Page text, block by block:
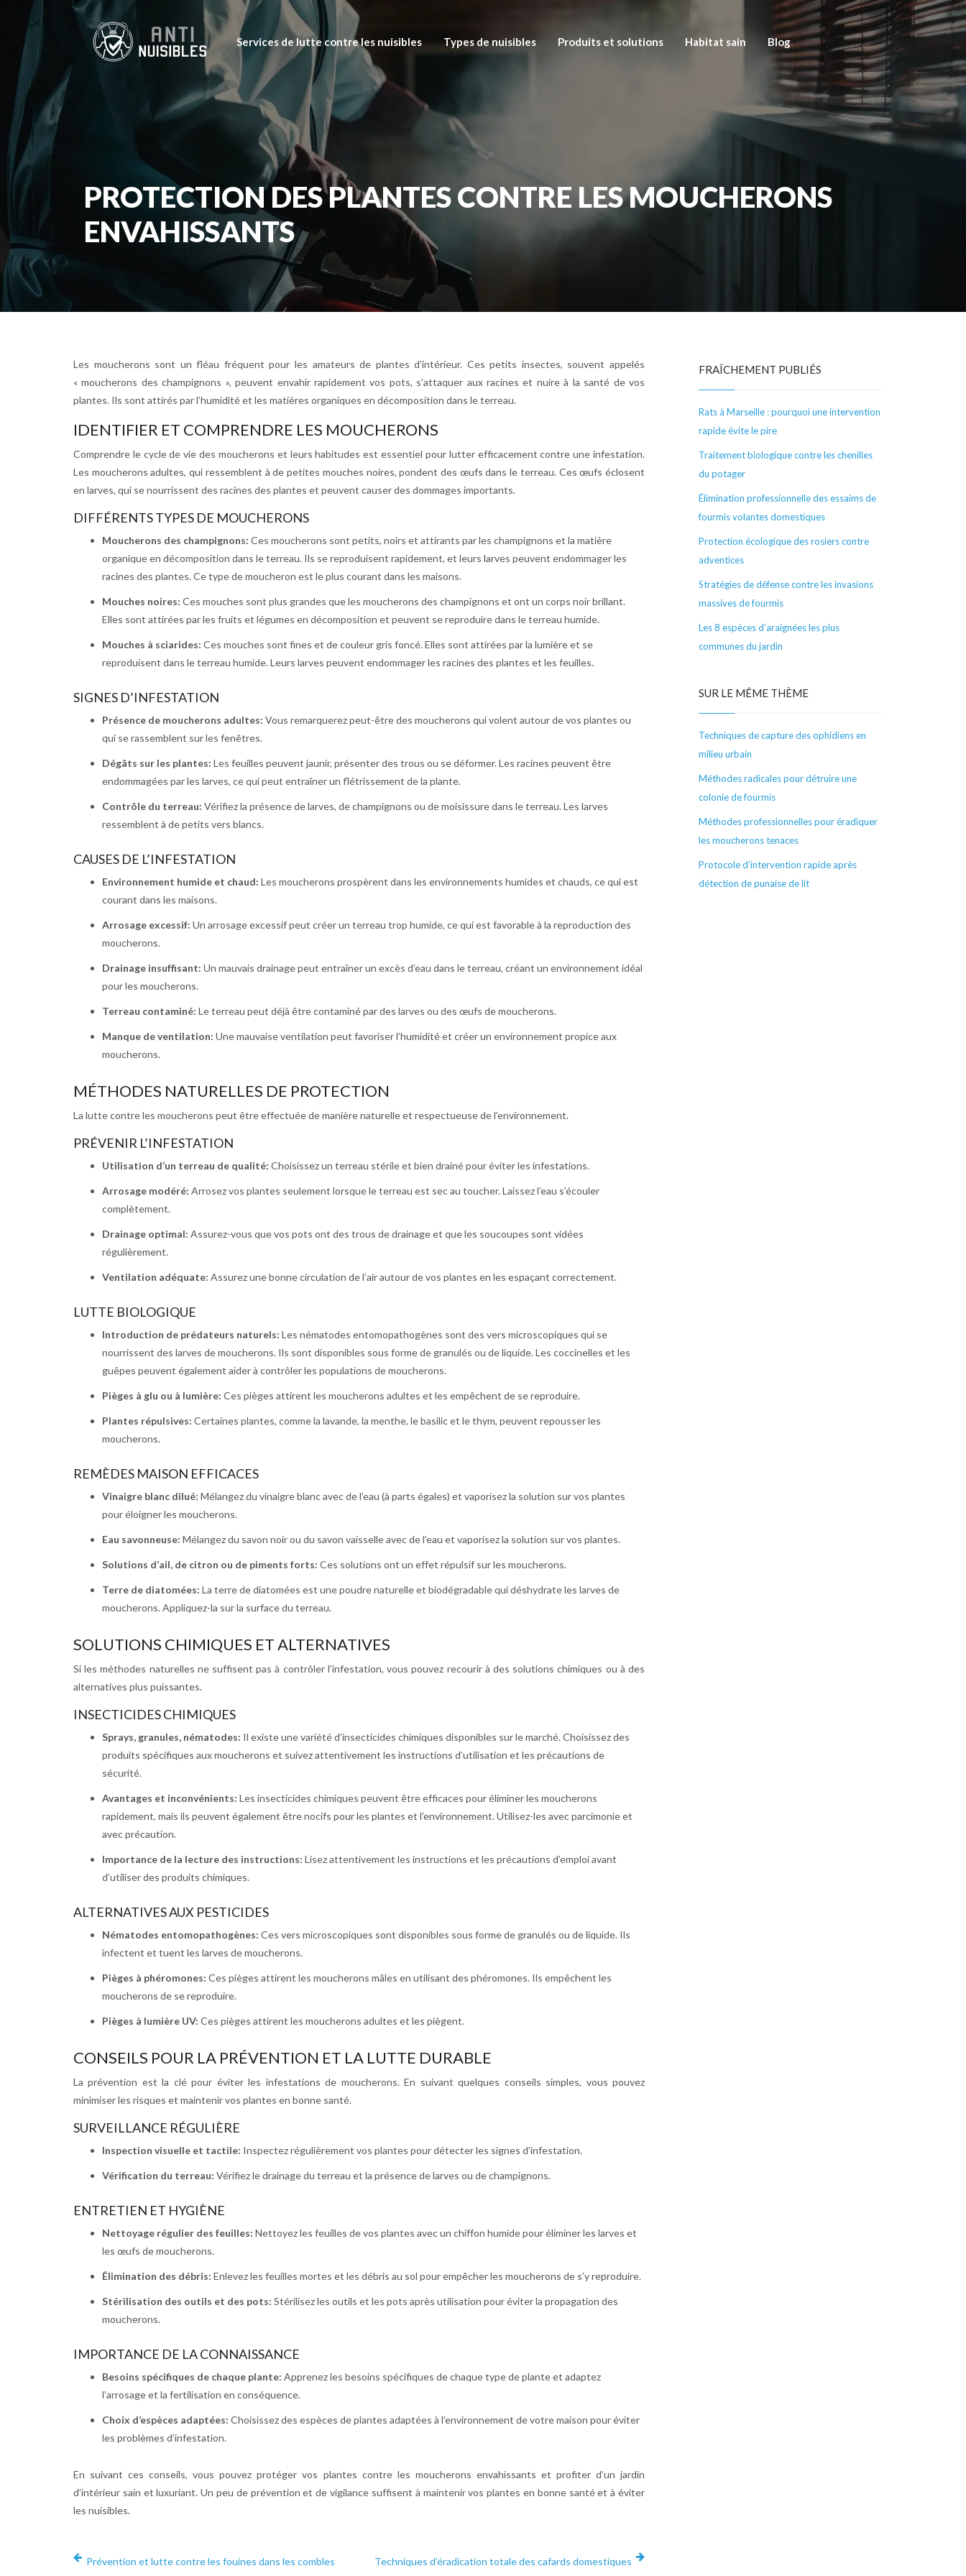
Services de lutte contre les nuisibles Types de nuisibles Produits et solutions Habitat sain Blog
PROTECTION DES PLANTES CONTRE LES MOUCHERONS
ENVAHISSANTS
Les moucherons sont un fléau fréquent pour les amateurs de plantes d’intérieur. Ces petits insectes, souvent appelés
« moucherons des champignons », peuvent envahir rapidement vos pots, s’attaquer aux racines et nuire à la santé de vos
plantes. Ils sont attirés par l’humidité et les matières organiques en décomposition dans le terreau.
IDENTIFIER ET COMPRENDRE LES MOUCHERONS
Comprendre le cycle de vie des moucherons et leurs habitudes est essentiel pour lutter efficacement contre une infestation.
Les moucherons adultes, qui ressemblent à de petites mouches noires, pondent des œufs dans le terreau. Ces œufs éclosent
en larves, qui se nourrissent des racines des plantes et peuvent causer des dommages importants.
DIFFÉRENTS TYPES DE MOUCHERONS
Moucherons des champignons: Ces moucherons sont petits, noirs et attirants par les champignons et la matière
organique en décomposition dans le terreau. Ils se reproduisent rapidement, et leurs larves peuvent endommager les
racines des plantes. Ce type de moucheron est le plus courant dans les maisons.
Mouches noires: Ces mouches sont plus grandes que les moucherons des champignons et ont un corps noir brillant.
Elles sont attirées par les fruits et légumes en décomposition et peuvent se reproduire dans le terreau humide.
Mouches à sciarides: Ces mouches sont fines et de couleur gris foncé. Elles sont attirées par la lumière et se
reproduisent dans le terreau humide. Leurs larves peuvent endommager les racines des plantes et les feuilles.
SIGNES D’INFESTATION
Présence de moucherons adultes: Vous remarquerez peut-être des moucherons qui volent autour de vos plantes ou
qui se rassemblent sur les fenêtres.
Dégâts sur les plantes: Les feuilles peuvent jaunir, présenter des trous ou se déformer. Les racines peuvent être
endommagées par les larves, ce qui peut entraîner un flétrissement de la plante.
Contrôle du terreau: Vérifiez la présence de larves, de champignons ou de moisissure dans le terreau. Les larves
ressemblent à de petits vers blancs.
CAUSES DE L’INFESTATION
Environnement humide et chaud: Les moucherons prospèrent dans les environnements humides et chauds, ce qui est
courant dans les maisons.
Arrosage excessif: Un arrosage excessif peut créer un terreau trop humide, ce qui est favorable à la reproduction des
moucherons.
Drainage insuffisant: Un mauvais drainage peut entraîner un excès d’eau dans le terreau, créant un environnement idéal
pour les moucherons.
Terreau contaminé: Le terreau peut déjà être contaminé par des larves ou des œufs de moucherons.
Manque de ventilation: Une mauvaise ventilation peut favoriser l’humidité et créer un environnement propice aux
moucherons.
MÉTHODES NATURELLES DE PROTECTION
La lutte contre les moucherons peut être effectuée de manière naturelle et respectueuse de l’environnement.
PRÉVENIR L’INFESTATION
Utilisation d’un terreau de qualité: Choisissez un terreau stérile et bien drainé pour éviter les infestations.
Arrosage modéré: Arrosez vos plantes seulement lorsque le terreau est sec au toucher. Laissez l’eau s’écouler
complètement.
Drainage optimal: Assurez-vous que vos pots ont des trous de drainage et que les soucoupes sont vidées
régulièrement.
Ventilation adéquate: Assurez une bonne circulation de l’air autour de vos plantes en les espaçant correctement.
LUTTE BIOLOGIQUE
Introduction de prédateurs naturels: Les nématodes entomopathogènes sont des vers microscopiques qui se
nourrissent des larves de moucherons. Ils sont disponibles sous forme de granulés ou de liquide. Les coccinelles et les
guêpes peuvent également aider à contrôler les populations de moucherons.
Pièges à glu ou à lumière: Ces pièges attirent les moucherons adultes et les empêchent de se reproduire.
Plantes répulsives: Certaines plantes, comme la lavande, la menthe, le basilic et le thym, peuvent repousser les
moucherons.
REMÈDES MAISON EFFICACES
Vinaigre blanc dilué: Mélangez du vinaigre blanc avec de l’eau (à parts égales) et vaporisez la solution sur vos plantes
pour éloigner les moucherons.
Eau savonneuse: Mélangez du savon noir ou du savon vaisselle avec de l’eau et vaporisez la solution sur vos plantes.
Solutions d’ail, de citron ou de piments forts: Ces solutions ont un effet répulsif sur les moucherons.
Terre de diatomées: La terre de diatomées est une poudre naturelle et biodégradable qui déshydrate les larves de
moucherons. Appliquez-la sur la surface du terreau.
SOLUTIONS CHIMIQUES ET ALTERNATIVES
Si les méthodes naturelles ne suffisent pas à contrôler l’infestation, vous pouvez recourir à des solutions chimiques ou à des
alternatives plus puissantes.
INSECTICIDES CHIMIQUES
Sprays, granules, nématodes: Il existe une variété d’insecticides chimiques disponibles sur le marché. Choisissez des
produits spécifiques aux moucherons et suivez attentivement les instructions d’utilisation et les précautions de
sécurité.
Avantages et inconvénients: Les insecticides chimiques peuvent être efficaces pour éliminer les moucherons
rapidement, mais ils peuvent également être nocifs pour les plantes et l’environnement. Utilisez-les avec parcimonie et
avec précaution.
Importance de la lecture des instructions: Lisez attentivement les instructions et les précautions d’emploi avant
d’utiliser des produits chimiques.
ALTERNATIVES AUX PESTICIDES
Nématodes entomopathogènes: Ces vers microscopiques sont disponibles sous forme de granulés ou de liquide. Ils
infectent et tuent les larves de moucherons.
Pièges à phéromones: Ces pièges attirent les moucherons mâles en utilisant des phéromones. Ils empêchent les
moucherons de se reproduire.
Pièges à lumière UV: Ces pièges attirent les moucherons adultes et les piègent.
CONSEILS POUR LA PRÉVENTION ET LA LUTTE DURABLE
La prévention est la clé pour éviter les infestations de moucherons. En suivant quelques conseils simples, vous pouvez
minimiser les risques et maintenir vos plantes en bonne santé.
SURVEILLANCE RÉGULIÈRE
Inspection visuelle et tactile: Inspectez régulièrement vos plantes pour détecter les signes d’infestation.
Vérification du terreau: Vérifiez le drainage du terreau et la présence de larves ou de champignons.
ENTRETIEN ET HYGIÈNE
Nettoyage régulier des feuilles: Nettoyez les feuilles de vos plantes avec un chiffon humide pour éliminer les larves et
les œufs de moucherons.
Élimination des débris: Enlevez les feuilles mortes et les débris au sol pour empêcher les moucherons de s’y reproduire.
Stérilisation des outils et des pots: Stérilisez les outils et les pots après utilisation pour éviter la propagation des
moucherons.
IMPORTANCE DE LA CONNAISSANCE
Besoins spécifiques de chaque plante: Apprenez les besoins spécifiques de chaque type de plante et adaptez
l’arrosage et la fertilisation en conséquence.
Choix d’espèces adaptées: Choisissez des espèces de plantes adaptées à l’environnement de votre maison pour éviter
les problèmes d’infestation.
En suivant ces conseils, vous pouvez protéger vos plantes contre les moucherons envahissants et profiter d’un jardin
d’intérieur sain et luxuriant. Un peu de prévention et de vigilance suffisent à maintenir vos plantes en bonne santé et à éviter
les nuisibles.
Prévention et lutte contre les fouines dans les combles Techniques d’éradication totale des cafards domestiques
FRAÎCHEMENT PUBLIÉS
Rats à Marseille : pourquoi une intervention
rapide évite le pire
Traitement biologique contre les chenilles
du potager
Élimination professionnelle des essaims de
fourmis volantes domestiques
Protection écologique des rosiers contre
adventices
Stratégies de défense contre les invasions
massives de fourmis
Les 8 espèces d’araignées les plus
communes du jardin
SUR LE MÊME THÈME
Techniques de capture des ophidiens en
milieu urbain
Méthodes radicales pour détruire une
colonie de fourmis
Méthodes professionnelles pour éradiquer
les moucherons tenaces
Protocole d’intervention rapide après
détection de punaise de lit